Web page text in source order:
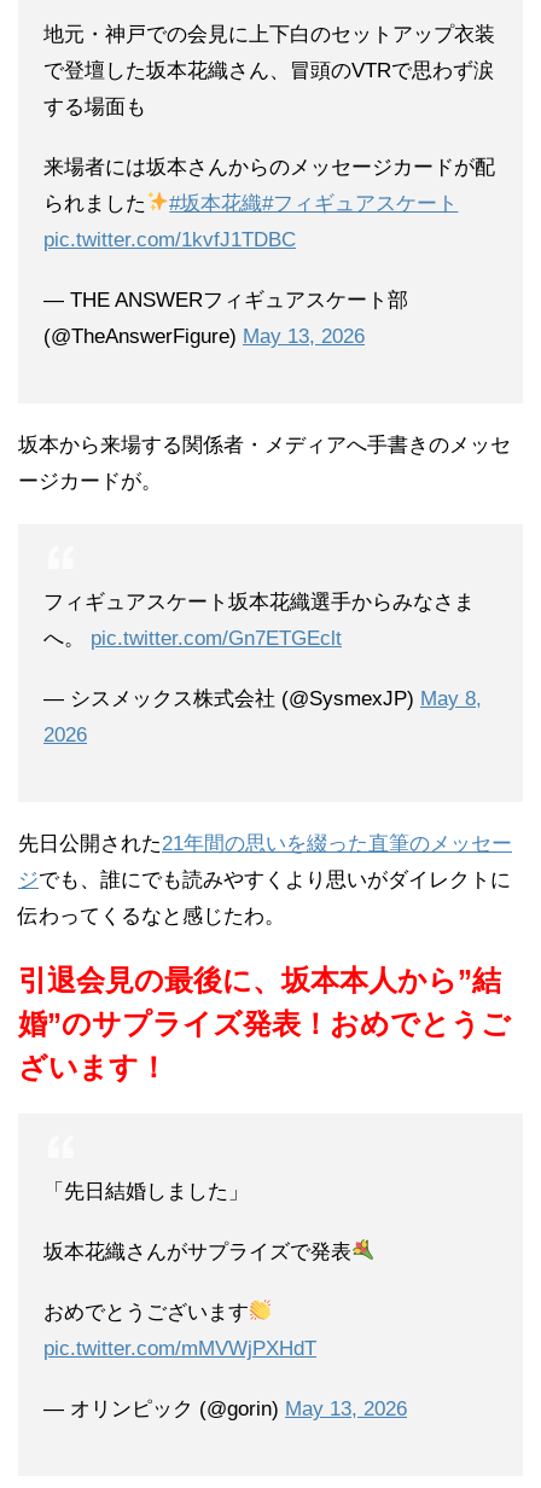
地元・神戸での会見に上下白のセットアップ衣装
で登壇した坂本花織さん、冒頭のVTRで思わず涙
する場面も
来場者には坂本さんからのメッセージカードが配
られました
#坂本花織#フィギュアスケート
pic.twitter.com/1kvfJ1TDBC
— THE ANSWERフィギュアスケート部
(@TheAnswerFigure) May 13, 2026
坂本から来場する関係者・メディアへ手書きのメッセ
ージカードが。
フィギュアスケート坂本花織選手からみなさま
へ。 pic.twitter.com/Gn7ETGEclt
— シスメックス株式会社 (@SysmexJP) May 8,
2026
先日公開された21年間の思いを綴った直筆のメッセー
ジでも、誰にでも読みやすくより思いがダイレクトに
伝わってくるなと感じたわ。
引退会見の最後に、坂本本人から”結
婚”のサプライズ発表！おめでとうご
ざいます！
「先日結婚しました」
坂本花織さんがサプライズで発表
おめでとうございます
pic.twitter.com/mMVWjPXHdT
— オリンピック (@gorin) May 13, 2026